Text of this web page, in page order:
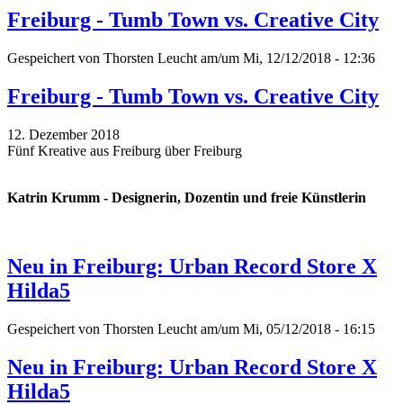
Freiburg - Tumb Town vs. Creative City
Gespeichert von Thorsten Leucht am/um Mi, 12/12/2018 - 12:36
Freiburg - Tumb Town vs. Creative City
12. Dezember 2018
Fünf Kreative aus Freiburg über Freiburg
Katrin Krumm - Designerin, Dozentin und freie Künstlerin
Neu in Freiburg: Urban Record Store X
Hilda5
Gespeichert von Thorsten Leucht am/um Mi, 05/12/2018 - 16:15
Neu in Freiburg: Urban Record Store X
Hilda5